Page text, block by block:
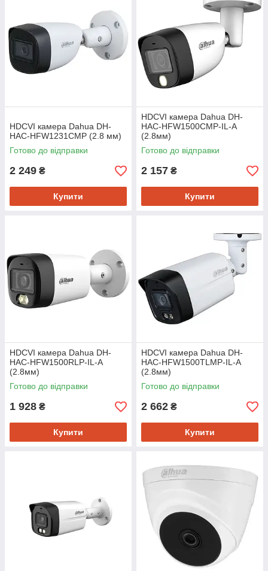
HDCVI камера Dahua DH-
HAC-HFW1231CMP (2.8 мм)
Готово до відправки
2 249 ₴
Купити
HDCVI камера Dahua DH-
HAC-HFW1500CMP-IL-A
(2.8мм)
Готово до відправки
2 157 ₴
Купити
HDCVI камера Dahua DH-
HAC-HFW1500RLP-IL-A
(2.8мм)
Готово до відправки
1 928 ₴
Купити
HDCVI камера Dahua DH-
HAC-HFW1500TLMP-IL-A
(2.8мм)
Готово до відправки
2 662 ₴
Купити